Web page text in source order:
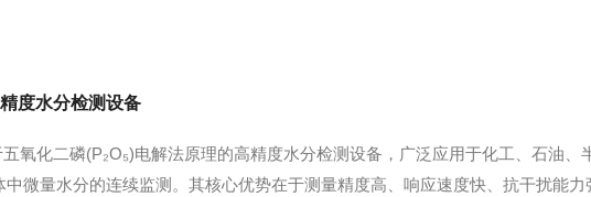
度水分检测设备
氧化二磷(P₂O₅)电解法原理的高精度水分检测设备，广泛应用于化工、石油
中微量水分的连续监测。其核心优势在于测量精度高、响应速度快、抗干扰能